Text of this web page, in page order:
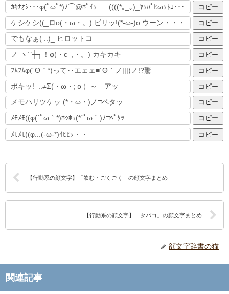
コピー
コピー
コピー
コピー
コピー
コピー
コピー
コピー
コピー
【行動系の顔文字】「飲む・ごくごく」の顔文字まとめ
【行動系の顔文字】「タバコ」の顔文字まとめ
顔文字辞書の猫
関連記事